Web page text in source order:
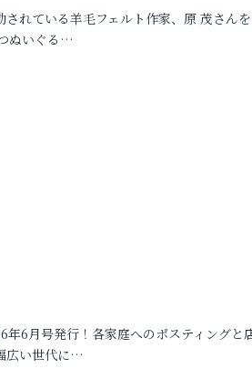
れている羊毛フェルト作家、原 茂さん
ぬいぐる…
年6月号発行！各家庭へのポスティングと
広い世代に…